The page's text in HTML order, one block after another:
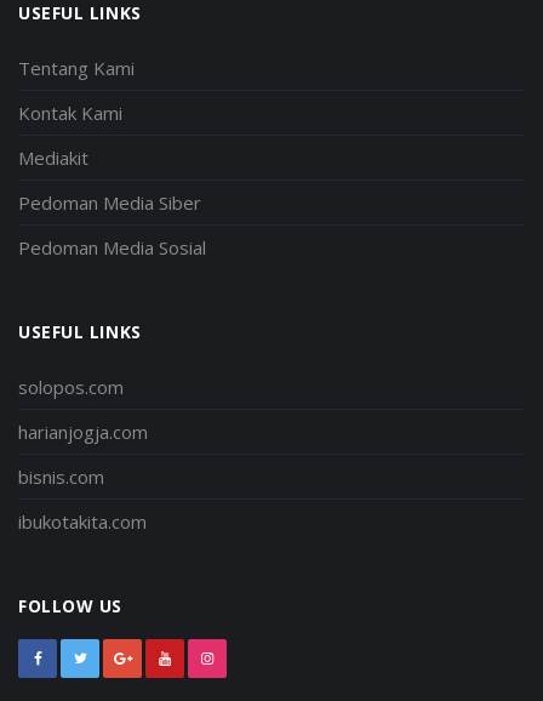
USEFUL LINKS
Tentang Kami
Kontak Kami
Mediakit
Pedoman Media Siber
Pedoman Media Sosial
USEFUL LINKS
solopos.com
harianjogja.com
bisnis.com
ibukotakita.com
FOLLOW US